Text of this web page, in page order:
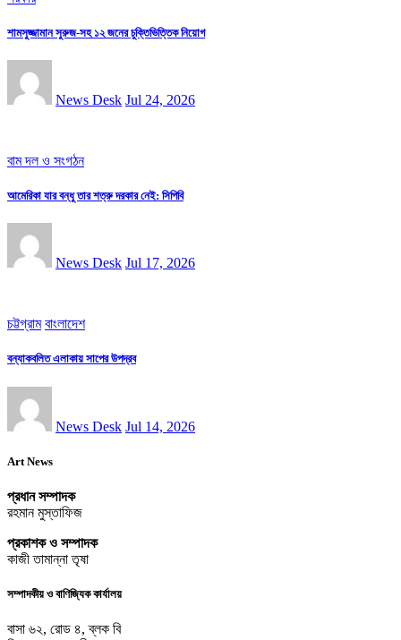
শামসুজ্জামান সুরুজ-সহ ১২ জনের চুক্তিভিত্তিক নিয়োগ
News Desk Jul 24, 2026
বাম দল ও সংগঠন
আমেরিকা যার বন্ধু তার শত্রু দরকার নেই: সিপিবি
News Desk Jul 17, 2026
চট্টগ্রাম বাংলাদেশ
বন্যাকবলিত এলাকায় সাপের উপদ্রব
News Desk Jul 14, 2026
Art News
প্রধান সম্পাদক
রহমান মুস্তাফিজ
প্রকাশক ও সম্পাদক
কাজী তামান্না তৃষা
সম্পাদকীয় ও বাণিজ্যিক কার্যালয়
বাসা ৬২, রোড ৪, ব্লক বি